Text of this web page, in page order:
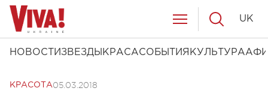
НОВОСТИ ЗВЕЗДЫ КРАСАСОБЫТИЯ КУЛЬТУРА
UK
КРАСОТА05.03.2018